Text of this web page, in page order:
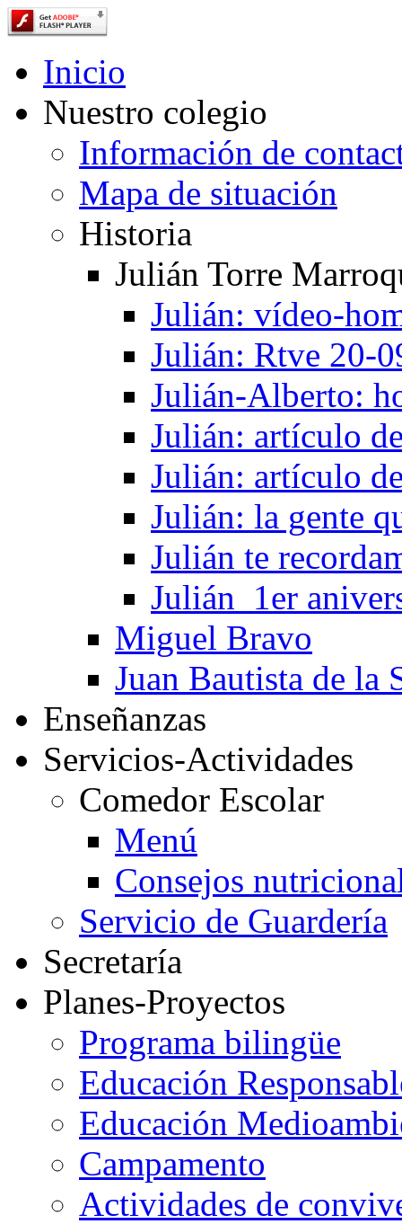
Inicio
Nuestro colegio
Información de
Mapa de situación
Historia
Julián Torre
Julián: vídeo-
Julián: Rtve 20-
Julián-Alberto:
Julián: artículo
Julián: artículo
Julián: la gente
Julián te
Julián_1er
Miguel Bravo
Juan Bautista de la
Enseñanzas
Servicios-Actividades
Comedor Escolar
Menú
Consejos
Servicio de Guardería
Secretaría
Planes-Proyectos
Programa bilingüe
Educación
Educación
Campamento
Actividades de